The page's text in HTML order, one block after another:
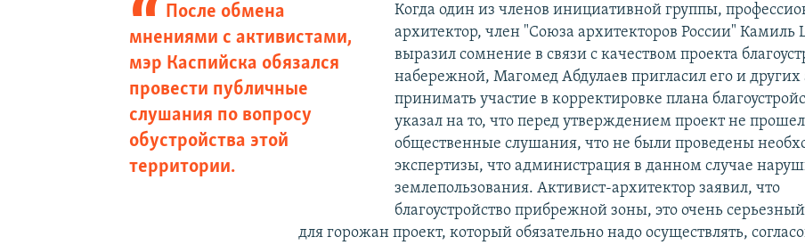
После обмена
мнениями с активистами,
мэр Каспийска обязался
провести публичные
слушания по вопросу
обустройства этой
территории.
Когда один из членов инициативной группы,
архитектор, член "Союза архитекторов России" Камиль
выразил сомнение в связи с качеством проекта
набережной, Магомед Абдулаев пригласил его и других
принимать участие в корректировке плана
указал на то, что перед утверждением проект не прошел
общественные слушания, что не были проведены
экспертизы, что администрация в данном случае
землепользования. Активист-архитектор заявил, что
благоустройство прибрежной зоны, это очень
для горожан проект, который обязательно надо осуществлять,